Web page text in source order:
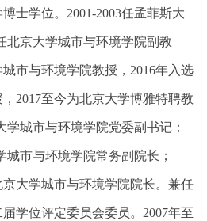
士学位。 2001-2003任孟菲斯大
北京大学城市与环境学院副教
市与环境学院教授， 2016年入选
2017至今为北京大学博雅特聘教
学城市与环境学院党委副书记；
城市与环境学院常务副院长；
京大学城市与环境学院院长。兼任
学位评定委员会委员。 2007年至